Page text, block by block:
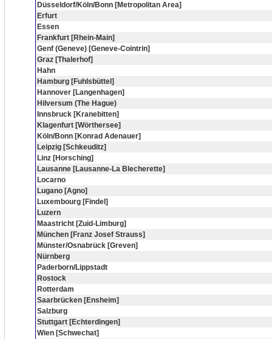
Düsseldorf/Köln/Bonn [Metropolitan Area]
Erfurt
Essen
Frankfurt [Rhein-Main]
Genf (Geneve) [Geneve-Cointrin]
Graz [Thalerhof]
Hahn
Hamburg [Fuhlsbüttel]
Hannover [Langenhagen]
Hilversum (The Hague)
Innsbruck [Kranebitten]
Klagenfurt [Wörthersee]
Köln/Bonn [Konrad Adenauer]
Leipzig [Schkeuditz]
Linz [Horsching]
Lausanne [Lausanne-La Blecherette]
Locarno
Lugano [Agno]
Luxembourg [Findel]
Luzern
Maastricht [Zuid-Limburg]
München [Franz Josef Strauss]
Münster/Osnabrück [Greven]
Nürnberg
Paderborn/Lippstadt
Rostock
Rotterdam
Saarbrücken [Ensheim]
Salzburg
Stuttgart [Echterdingen]
Wien [Schwechat]